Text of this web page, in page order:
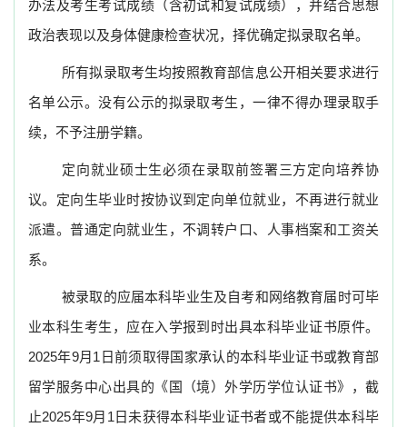
办法及考生考试成绩（含初试和复试成绩），并结合思想
政治表现以及身体健康检查状况，择优确定拟录取名单。
所有拟录取考生均按照教育部信息公开相关要求进行
名单公示。没有公示的拟录取考生，一律不得办理录取手
续，不予注册学籍。
定向就业硕士生必须在录取前签署三方定向培养协
议。定向生毕业时按协议到定向单位就业，不再进行就业
派遣。普通定向就业生，不调转户口、人事档案和工资关
系。
被录取的应届本科毕业生及自考和网络教育届时可毕
业本科生考生，应在入学报到时出具本科毕业证书原件。
2025年9月 1 日前须取得国家承认的本科毕业证书或教育部
留学服务中心出具的《国（境）外学历学位认证书》，截
止2025年9月 1 日未获得本科毕业证书者或不能提供本科毕